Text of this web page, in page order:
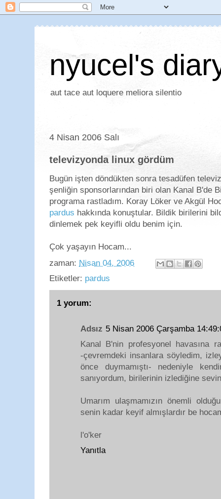
nyucel's
aut tace aut loquere meliora silentio
4 Nisan 2006 Salı
televizyonda linux gördüm
Bugün işten döndükten sonra tesadüfen
şenliğin sponsorlarından biri olan Kanal B'de
programa rastladım. Koray Löker ve Akgül
pardus hakkında konuştular. Bildik birilerini
dinlemek pek keyifli oldu benim için.
Çok yaşayın Hocam...
zaman: Nisan 04, 2006
Etiketler: pardus
1 yorum:
Adsız 5 Nisan 2006 Çarşamba
Kanal B'nin profesyonel havasına
-çevremdeki insanlara söyledim,
önce duymamıştı- nedeniyle
sanıyordum, birilerinin izlediğine
Umarım ulaşmamızın önemli
senin kadar keyif almışlardır be
l'o'ker
Yanıtla